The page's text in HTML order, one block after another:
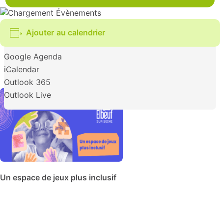
Ajouter au calendrier
Google Agenda
iCalendar
Outlook 365
Outlook Live
Un espace de jeux plus inclusif